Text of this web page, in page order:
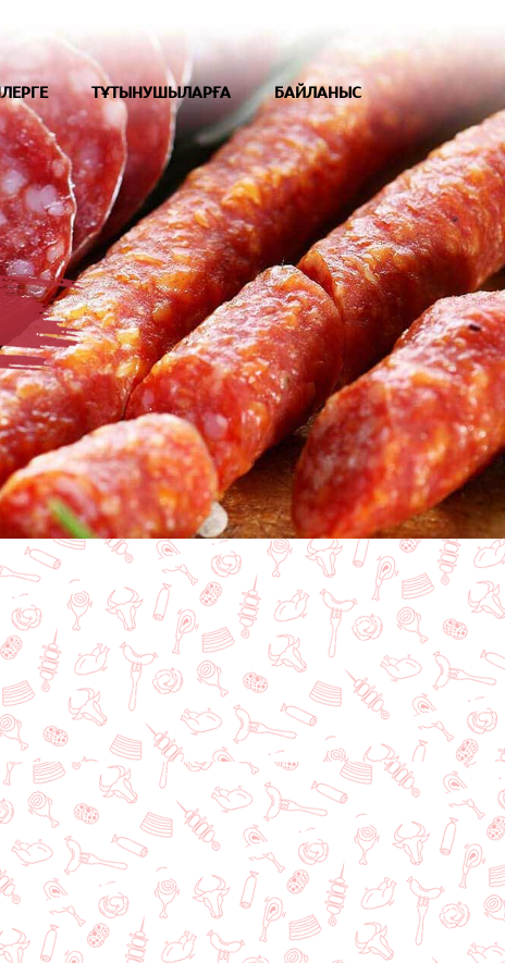
БАЙЛАНЫС
ТҰТЫНУШЫЛАРҒА